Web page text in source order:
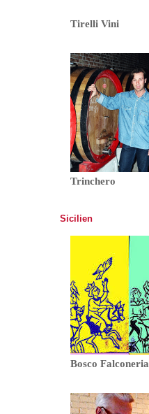
Tirelli Vini
Trinchero
Sicilien
Bosco Falconeria